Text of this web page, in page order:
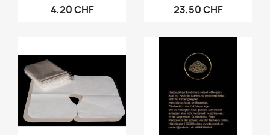
4,20 CHF 23,50 CHF